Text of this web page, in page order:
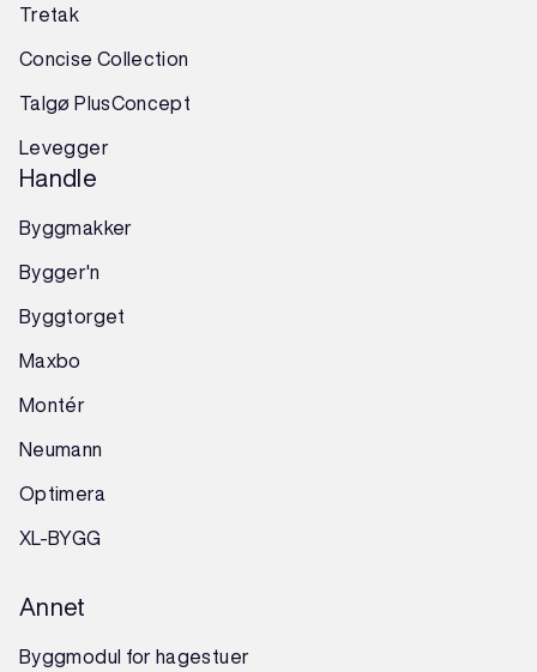
Tretak
Concise Collection
Talgø PlusConcept
Levegger
Handle
Byggmakker
Bygger'n
Byggtorget
Maxbo
Montér
Neumann
Optimera
XL-BYGG
Annet
Byggmodul for hagestuer